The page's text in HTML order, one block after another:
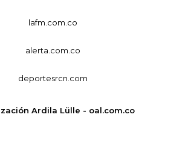
lafm.com.co
alerta.com.co
deportesrcn.com
Ardila Lülle - oal.com.co